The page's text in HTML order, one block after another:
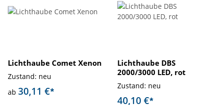
Lichthaube Comet Xenon
Zustand: neu
ab 30,11 €*
Lichthaube DBS
2000/3000 LED, rot
Zustand: neu
40,10 €*